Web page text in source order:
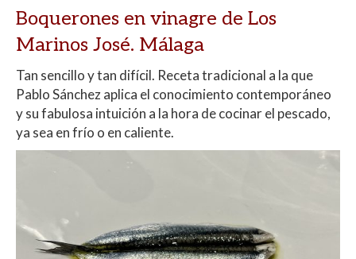
Boquerones en vinagre de Los
Marinos José. Málaga
Tan sencillo y tan difícil. Receta tradicional a la que
Pablo Sánchez aplica el conocimiento contemporáneo
y su fabulosa intuición a la hora de cocinar el pescado,
ya sea en frío o en caliente.